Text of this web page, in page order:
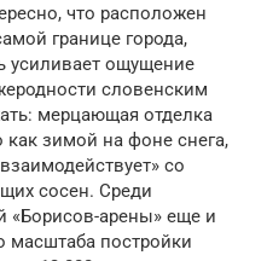
что расположен
границе города,
усиливает ощущение
словенским
мерцающая отделка
как зимой на фоне снега,
со
сосен. Среди
«Борисов-арены» еще и
масштаба постройки